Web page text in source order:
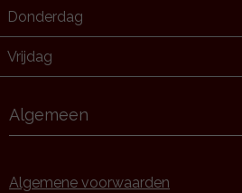
Donderdag
Vrijdag
Algemeen
Algemene voorwaarden